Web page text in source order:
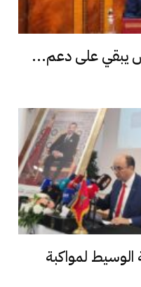
الوسيط لمواكبة